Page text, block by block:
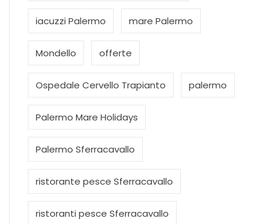
iacuzzi Palermo mare Palermo
Mondello offerte
Ospedale Cervello Trapianto palermo
Palermo Mare Holidays
Palermo Sferracavallo
ristorante pesce Sferracavallo
ristoranti pesce Sferracavallo